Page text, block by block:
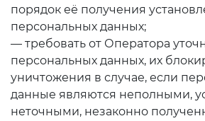
порядок её получения
персональных данных;
— требовать от Оператора
персональных данных, их
уничтожения в случае, если
данные являются неполными,
неточными, незаконно